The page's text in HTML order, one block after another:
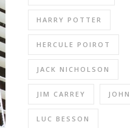
HARRY POTTER
HERCULE POIROT
JACK NICHOLSON
JIM CARREY
LUC BESSON